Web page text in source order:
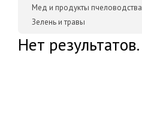
Мед и продукты пчеловодства
Зелень и травы
Нет результатов.